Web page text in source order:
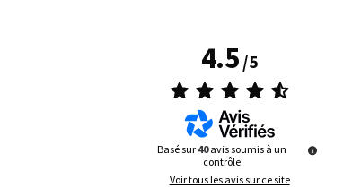
4.5/5
Basé sur 40 avis soumis à un
contrôle
Voir tous les avis sur ce site